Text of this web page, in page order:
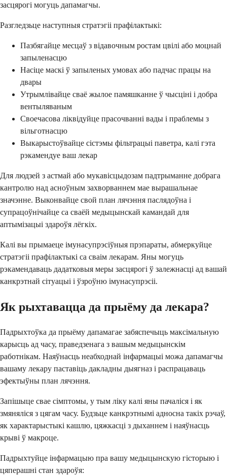
засцярогі могуць дапамагчы.
Разгледзьце наступныя стратэгіі прафілактыкі:
Пазбягайце месцаў з відавочным ростам цвілі або моцнай
запыленасцю
Насіце маскі ў запыленых умовах або падчас працы на
двары
Утрымлівайце сваё жылое памяшканне ў чысціні і добра
вентыляваным
Своечасова ліквідуйце прасочванні вады і праблемы з
вільготнасцю
Выкарыстоўвайце сістэмы фільтрацыі паветра, калі гэта
рэкамендуе ваш лекар
Для людзей з астмай або мукавісцыдозам падтрыманне добрага
кантролю над асноўным захворваннем мае вырашальнае
значэнне. Выконвайце свой план лячэння паслядоўна і
супрацоўнічайце са сваёй медыцынскай камандай для
аптымізацыі здароўя лёгкіх.
Калі вы прымаеце імунасупрэсіўныя прэпараты, абмеркуйце
стратэгіі прафілактыкі са сваім лекарам. Яны могуць
рэкамендаваць дадатковыя меры засцярогі ў залежнасці ад вашай
канкрэтнай сітуацыі і ўзроўню імунасупрэсіі.
Як рыхтавацца да прыёму да лекара?
Падрыхтоўка да прыёму дапамагае забяспечыць максімальную
карысць ад часу, праведзенага з вашым медыцынскім
работнікам. Наяўнасць неабходнай інфармацыі можа дапамагчы
вашаму лекару паставіць дакладны дыягназ і распрацаваць
эфектыўны план лячэння.
Запішыце свае сімптомы, у тым ліку калі яны пачаліся і як
змяняліся з цягам часу. Будзьце канкрэтнымі адносна такіх рэчаў,
як характарыстыкі кашлю, цяжкасці з дыханнем і наяўнасць
крыві ў макроце.
Падрыхтуйце інфармацыю пра вашу медыцынскую гісторыю і
цяперашні стан здароўя: